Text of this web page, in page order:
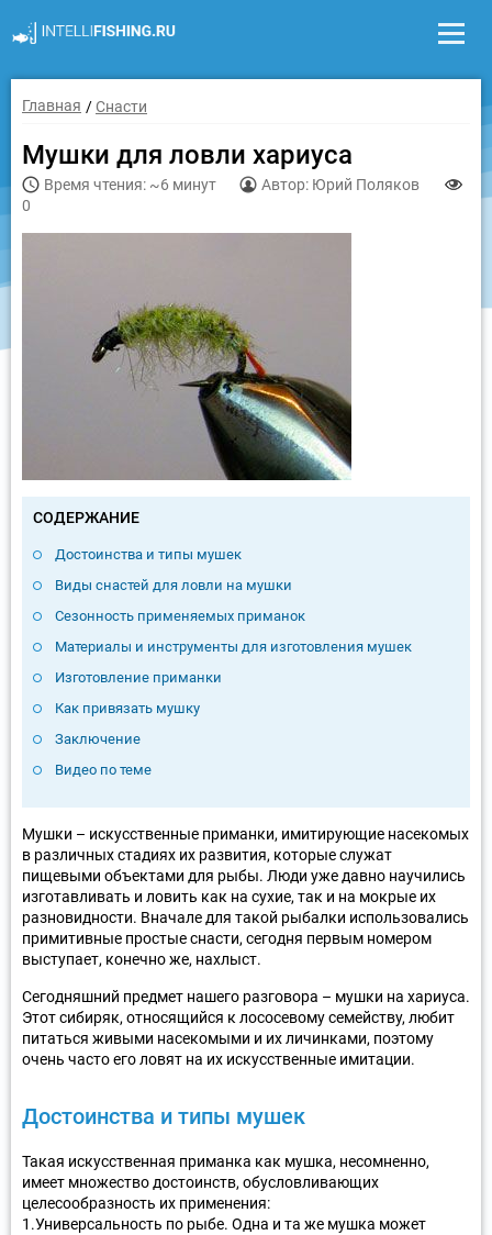
Главная Снасти
Мушки для ловли хариуса
Время чтения: ~6 минут
Автор: Юрий Поляков
0
СОДЕРЖАНИЕ
Достоинства и типы мушек
Виды снастей для ловли на мушки
Сезонность применяемых приманок
Материалы и инструменты для изготовления мушек
Изготовление приманки
Как привязать мушку
Заключение
Видео по теме
Мушки – искусственные приманки, имитирующие насекомых
в различных стадиях их развития, которые служат
пищевыми объектами для рыбы. Люди уже давно научились
изготавливать и ловить как на сухие, так и на мокрые их
разновидности. Вначале для такой рыбалки использовались
примитивные простые снасти, сегодня первым номером
выступает, конечно же, нахлыст.
Сегодняшний предмет нашего разговора – мушки на хариуса.
Этот сибиряк, относящийся к лососевому семейству, любит
питаться живыми насекомыми и их личинками, поэтому
очень часто его ловят на их искусственные имитации.
Достоинства и типы мушек
Такая искусственная приманка как мушка, несомненно,
имеет множество достоинств, обусловливающих
целесообразность их применения:
1.Универсальность по рыбе. Одна и та же мушка может